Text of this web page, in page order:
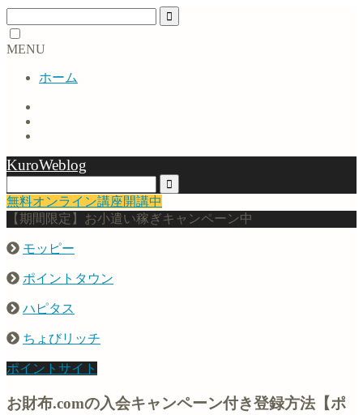
MENU
ホーム
KuroWeblog
無料オンライン講座開講中
【期間限定】お小遣い稼ぎキャンペーン中
モッピー
ポイントタウン
ハピタス
ちょびリッチ
ポイントサイト
お財布.comの入会キャンペーン付き登録方法【ポ